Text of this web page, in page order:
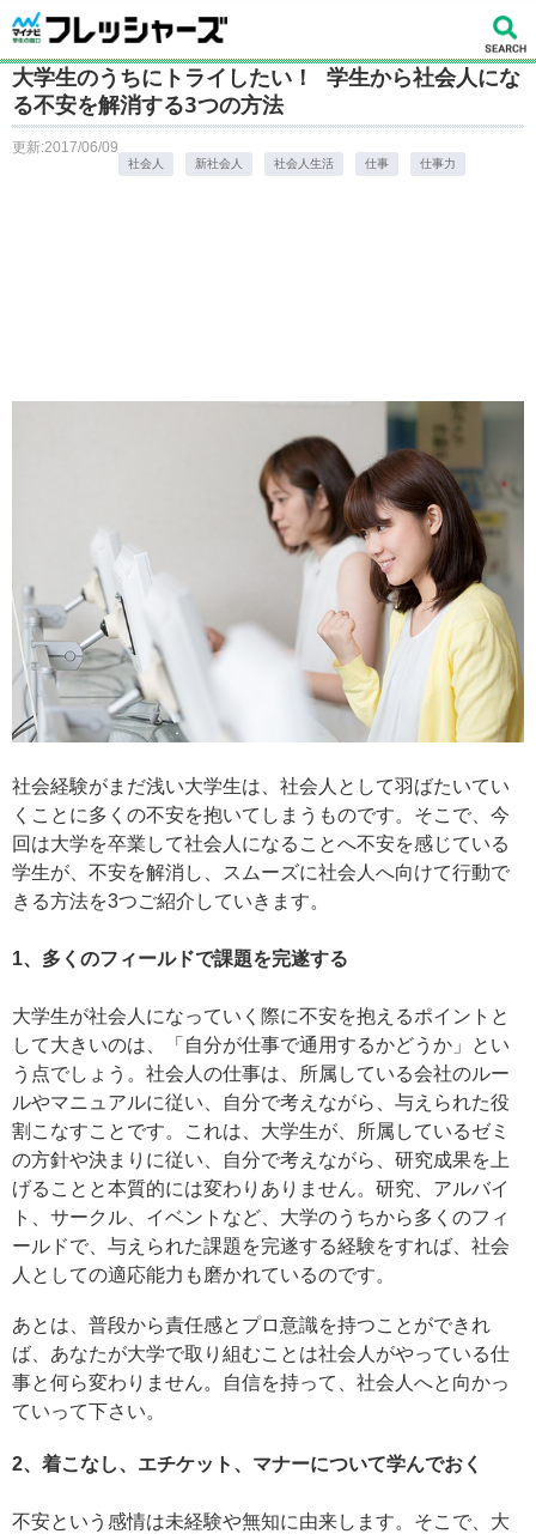
大学生のうちにトライしたい！ 学生から社会人にな
る不安を解消する3つの方法
更新:2017/06/09
社会人 新社会人 社会人生活 仕事 仕事力
社会経験がまだ浅い大学生は、社会人として羽ばたいてい
くことに多くの不安を抱いてしまうものです。そこで、今
回は大学を卒業して社会人になることへ不安を感じている
学生が、不安を解消し、スムーズに社会人へ向けて行動で
きる方法を3つご紹介していきます。
1、多くのフィールドで課題を完遂する
大学生が社会人になっていく際に不安を抱えるポイントと
して大きいのは、「自分が仕事で通用するかどうか」とい
う点でしょう。社会人の仕事は、所属している会社のルー
ルやマニュアルに従い、自分で考えながら、与えられた役
割こなすことです。これは、大学生が、所属しているゼミ
の方針や決まりに従い、自分で考えながら、研究成果を上
げることと本質的には変わりありません。研究、アルバイ
ト、サークル、イベントなど、大学のうちから多くのフィ
ールドで、与えられた課題を完遂する経験をすれば、社会
人としての適応能力も磨かれているのです。
あとは、普段から責任感とプロ意識を持つことができれ
ば、あなたが大学で取り組むことは社会人がやっている仕
事と何ら変わりません。自信を持って、社会人へと向かっ
ていって下さい。
2、着こなし、エチケット、マナーについて学んでおく
不安という感情は未経験や無知に由来します。そこで、大